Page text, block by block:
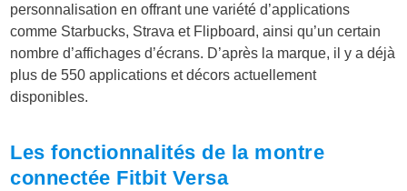
personnalisation en offrant une variété d’applications
comme Starbucks, Strava et Flipboard, ainsi qu’un certain
nombre d’affichages d’écrans. D’après la marque, il y a déjà
plus de 550 applications et décors actuellement
disponibles.
Les fonctionnalités de la montre
connectée Fitbit Versa